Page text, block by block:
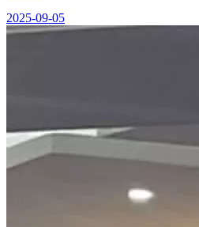
2025-09-05